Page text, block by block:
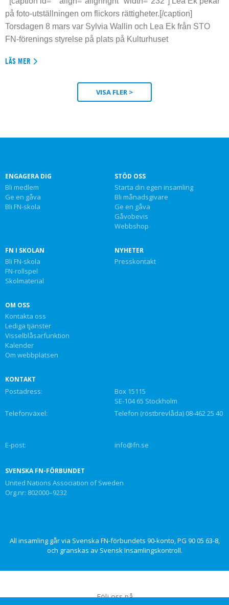
på foto-utställningen om flickors rättigheter.[/caption]
Torsdagen 8 mars var Sylvia Wallin och Lea Ek från STO
FN-förenings styrelse på plats på Kulturhuset
LÄS MER
VISA FLER >
ENGAGERA DIG
Bli medlem
Ge en gåva
Bli FN-skola
STÖD OSS
Starta din egen insamling
Bli månadsgivare
Ge en gåva
Gåvobevis
Webbshop
FN I SKOLAN
Bli FN-skola
FN-rollspel
Skolmaterial
NYHETER
Presskontakt
OM OSS
Kontakta oss
Lediga tjänster
Visselblåsarfunktion
Kalender
Om webbplatsen
KONTAKT
Postadress:
Box 15115
SE-104 65 Stockholm
Telefonväxel:
Telefon (röstbrevlåda) 08-462 25 40
E-post: info@fn.se
SVENSKA FN-FÖRBUNDET
United Nations Association of Sweden
Org.nr: 802000–9232
All insamling går via Svenska FN-förbundets 90-konto, PG 90 05 63-8,
och granskas av Svensk Insamlingskontroll.
Följ oss på